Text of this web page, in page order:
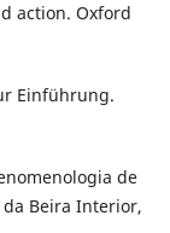
action. Oxford
Einführung.
de
Beira Interior,